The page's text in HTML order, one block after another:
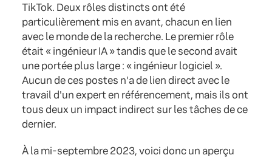
TikTok. Deux rôles distincts ont été
particulièrement mis en avant, chacun en lien
avec le monde de la recherche. Le premier rôle
était « ingénieur IA » tandis que le second avait
une portée plus large : « ingénieur logiciel ».
Aucun de ces postes n'a de lien direct avec le
travail d'un expert en référencement, mais ils ont
tous deux un impact indirect sur les tâches de ce
dernier.
À la mi-septembre 2023, voici donc un aperçu